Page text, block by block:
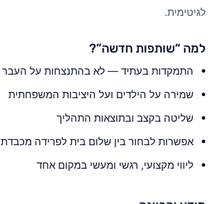
לגיטימית.
למה “שותפות חדשה”?
התמקדות בעתיד — לא בהתנצחות על העבר
שמירה על הילדים ועל היציבות המשפחתית
שליטה בקצב ובתוצאות התהליך
אפשרות לבחור בין שלום בית לפרידה מכבדת
ליווי מקצועי, רגשי ומעשי במקום אחד